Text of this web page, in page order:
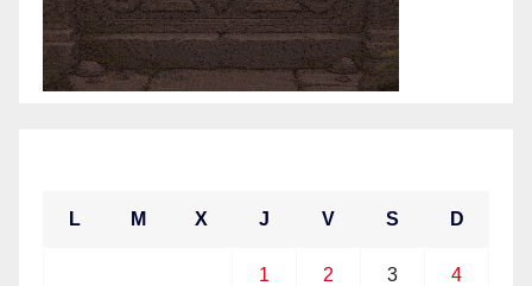
L M X J V S D
1 2 3 4